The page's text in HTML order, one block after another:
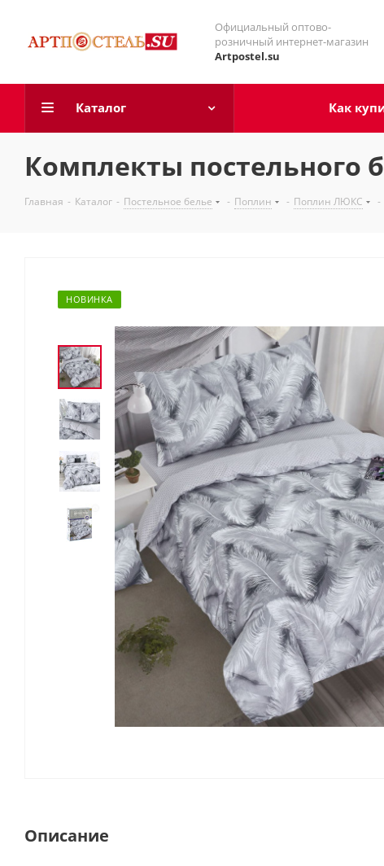
Официальный оптово-
розничный интернет-магазин
Artpostel.su
Каталог Как
Комплекты постельного
Главная - Каталог - Постельное белье - Поплин - Поплин ЛЮКС -
НОВИНКА
Описание